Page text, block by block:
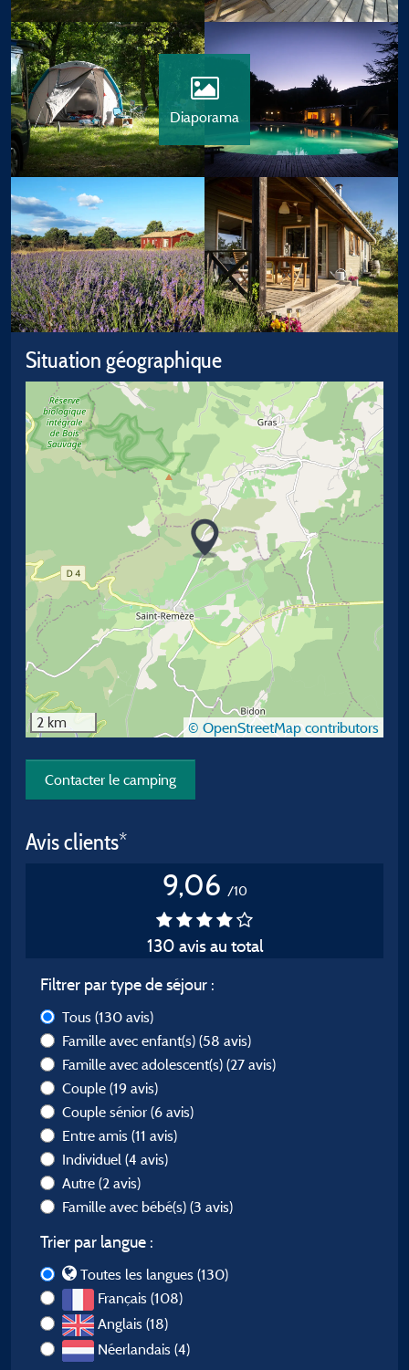
Diaporama
Situation géographique
2 km © OpenStreetMap contributors
Contacter le camping
Avis clients*
9,06 /10
130 avis au total
Filtrer par type de séjour :
Tous (130 avis)
Famille avec enfant(s) (58 avis)
Famille avec adolescent(s) (27 avis)
Couple (19 avis)
Couple sénior (6 avis)
Entre amis (11 avis)
Individuel (4 avis)
Autre (2 avis)
Famille avec bébé(s) (3 avis)
Trier par langue :
Toutes les langues (130)
Français (108)
Anglais (18)
Néerlandais (4)